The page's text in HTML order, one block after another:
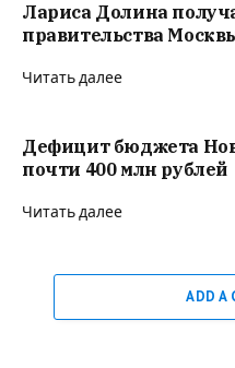
Лариса Долина
правительства
Читать далее
Дефицит бюджета
почти 400 млн рублей
Читать далее
ADD A